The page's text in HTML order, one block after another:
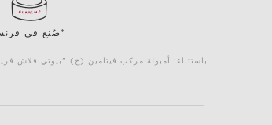
صُنع في فرنسا*
*باستثناء: أمبولة مركب فيتامين (ج) "بيوتي